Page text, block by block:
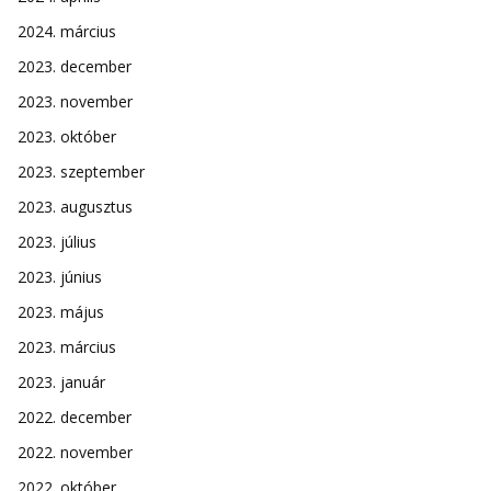
2024. március
2023. december
2023. november
2023. október
2023. szeptember
2023. augusztus
2023. július
2023. június
2023. május
2023. március
2023. január
2022. december
2022. november